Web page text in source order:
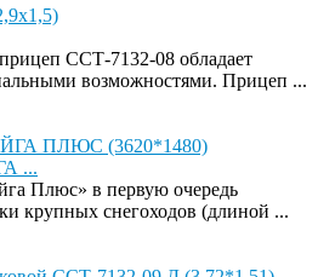
ССТ-7132-08 обладает
возможностями. Прицеп ...
...
Плюс» в первую очередь
крупных снегоходов (длиной ...